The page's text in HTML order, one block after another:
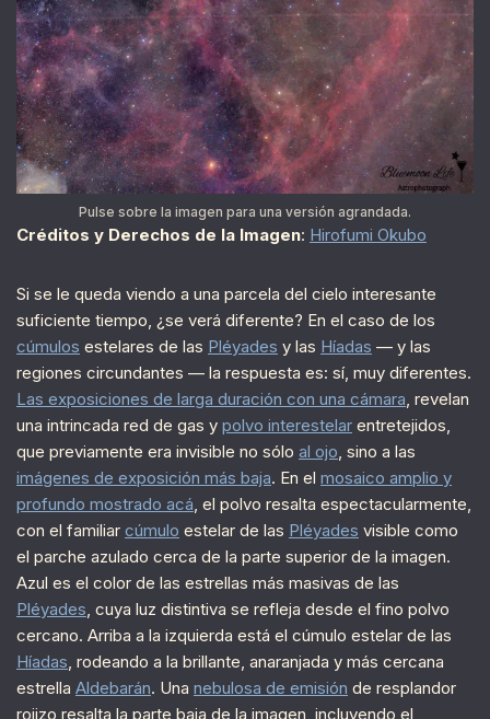
Pulse sobre la imagen para una versión agrandada.
Créditos y Derechos de la Imagen: Hirofumi Okubo
Si se le queda viendo a una parcela del cielo interesante
suficiente tiempo, ¿se verá diferente? En el caso de los
cúmulos estelares de las Pléyades y las Híadas — y las
regiones circundantes — la respuesta es: sí, muy diferentes.
Las exposiciones de larga duración con una cámara, revelan
una intrincada red de gas y polvo interestelar entretejidos,
que previamente era invisible no sólo al ojo, sino a las
imágenes de exposición más baja. En el mosaico amplio y
profundo mostrado acá, el polvo resalta espectacularmente,
con el familiar cúmulo estelar de las Pléyades visible como
el parche azulado cerca de la parte superior de la imagen.
Azul es el color de las estrellas más masivas de las
Pléyades, cuya luz distintiva se refleja desde el fino polvo
cercano. Arriba a la izquierda está el cúmulo estelar de las
Híadas, rodeando a la brillante, anaranjada y más cercana
estrella Aldebarán. Una nebulosa de emisión de resplandor
rojizo resalta la parte baja de la imagen, incluyendo el